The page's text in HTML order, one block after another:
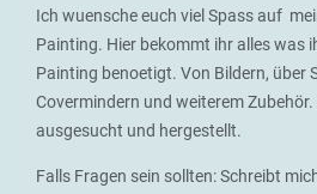
Ich wuensche euch viel Spass auf
Painting. Hier bekommt ihr alles was
Painting benoetigt. Von Bildern, über
Covermindern und weiterem
ausgesucht und hergestellt.
Falls Fragen sein sollten: Schreibt